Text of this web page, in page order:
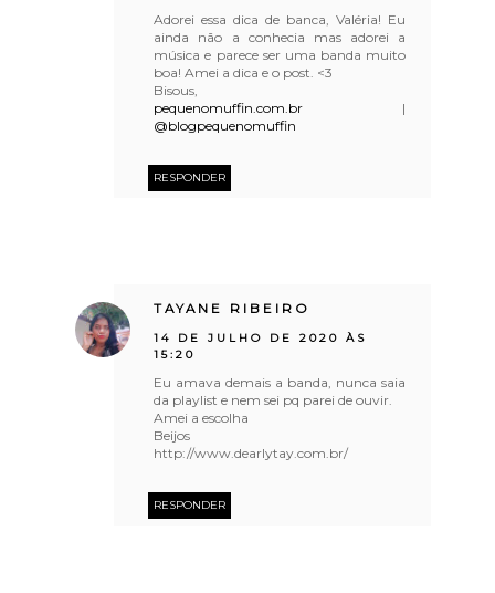
Adorei essa dica de banca, Valéria! Eu
ainda não a conhecia mas adorei a
música e parece ser uma banda muito
boa! Amei a dica e o post. <3
Bisous,
pequenomuffin.com.br |
@blogpequenomuffin
RESPONDER
TAYANE RIBEIRO
14 DE JULHO DE 2020 ÀS
15:20
Eu amava demais a banda, nunca saia
da playlist e nem sei pq parei de ouvir.
Amei a escolha
Beijos
http://www.dearlytay.com.br/
RESPONDER